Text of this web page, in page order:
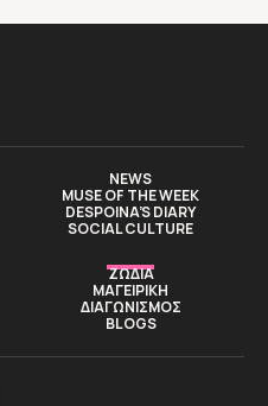
NEWS
MUSE OF THE WEEK
DESPOINA’S DIARY
SOCIAL CULTURE
ΖΩΔΙΑ
ΜΑΓΕΙΡΙΚΗ
ΔΙΑΓΩΝΙΣΜΟΣ
BLOGS